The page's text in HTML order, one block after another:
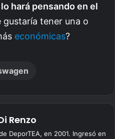
hará pensando en el
gustaría tener una o
económicas?
Renzo
DeporTEA, en 2001. Ingresó en